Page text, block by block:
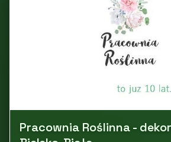
Pracownia Roślinna -